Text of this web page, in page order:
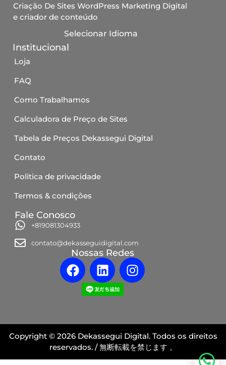
Criação De Sites WordPress Marketing Digital
e criador de conteúdo
Selecionar Idioma
Institucional
Loja
FAQ
Como Trabalhamos
Calculadora de Preço de Sites
Tabela de Preços Dekassegui Digital
Contato
Politica de privacidade
Termos & condições
Fale Conosco
+819081304933
contato@dekasseguidigital.com
Nossas Redes
Copyright © 2026 Dekassegui Digital. Todos os direitos
reservados. / 無断転載を禁じます 。